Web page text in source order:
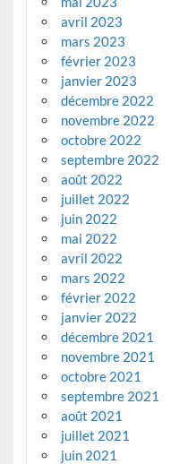
avril 2023
mars 2023
février 2023
janvier 2023
décembre 2022
novembre 2022
octobre 2022
septembre 2022
août 2022
juillet 2022
juin 2022
mai 2022
avril 2022
mars 2022
février 2022
janvier 2022
décembre 2021
novembre 2021
octobre 2021
septembre 2021
août 2021
juillet 2021
juin 2021